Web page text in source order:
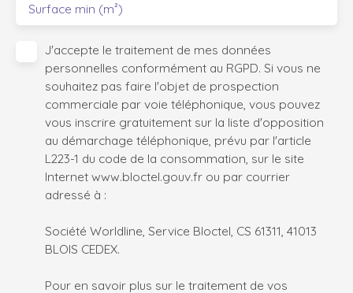
Surface min (m²)
J'accepte le traitement de mes données
personnelles conformément au RGPD. Si vous ne
souhaitez pas faire l'objet de prospection
commerciale par voie téléphonique, vous pouvez
vous inscrire gratuitement sur la liste d'opposition
au démarchage téléphonique, prévu par l'article
L223-1 du code de la consommation, sur le site
Internet www.bloctel.gouv.fr ou par courrier
adressé à :
Société Worldline, Service Bloctel, CS 61311, 41013
BLOIS CEDEX.
Pour en savoir plus sur le traitement de vos